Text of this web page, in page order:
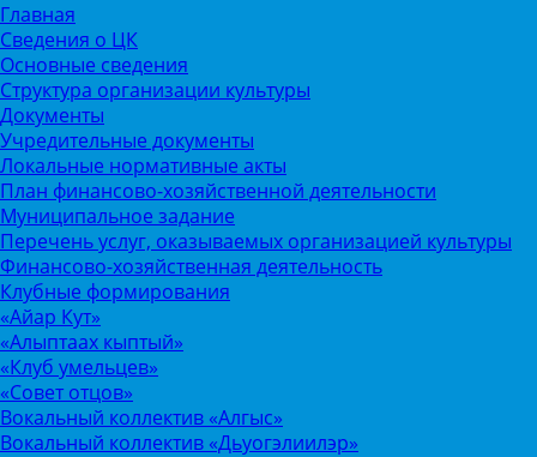
Главная
Сведения о ЦК
Основные сведения
Структура организации культуры
Документы
Учредительные документы
Локальные нормативные акты
План финансово-хозяйственной деятельности
Муниципальное задание
Перечень услуг, оказываемых организацией культуры
Финансово-хозяйственная деятельность
Клубные формирования
«Айар Кут»
«Алыптаах кыптый»
«Клуб умельцев»
«Совет отцов»
Вокальный коллектив «Алгыс»
Вокальный коллектив «Дьуогэлиилэр»